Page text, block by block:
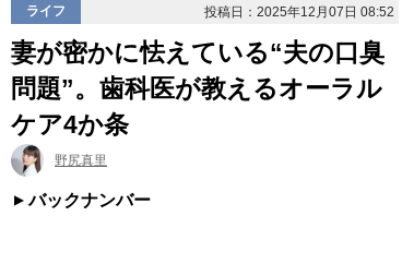
ライフ 投稿日：2025年12月07日 08:52
妻が密かに怯えている“夫の口臭
問題”。歯科医が教えるオーラル
ケア4か条
野尻真里
バックナンバー